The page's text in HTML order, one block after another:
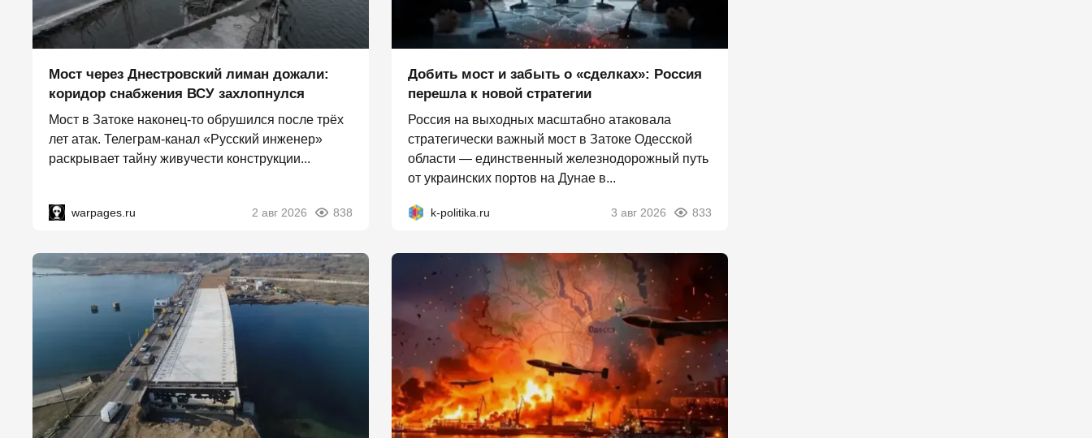
Мост через Днестровский лиман дожали:
коридор снабжения ВСУ захлопнулся
Мост в Затоке наконец-то обрушился после трёх
лет атак. Телеграм-канал «Русский инженер»
раскрывает тайну живучести конструкции...
warpages.ru 2 авг 2026 838
Добить мост и забыть о «сделках»: Россия
перешла к новой стратегии
Россия на выходных масштабно атаковала
стратегически важный мост в Затоке Одесской
области — единственный железнодорожный путь
от украинских портов на Дунае в...
k-politika.ru 3 авг 2026 833